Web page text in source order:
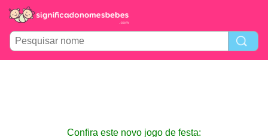
Confira este novo jogo de festa: